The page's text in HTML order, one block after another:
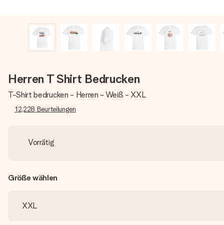
Herren T Shirt Bedrucken
T-Shirt bedrucken - Herren - Weiß - XXL
12,228 Beurteilungen
Vorrätig
Größe wählen